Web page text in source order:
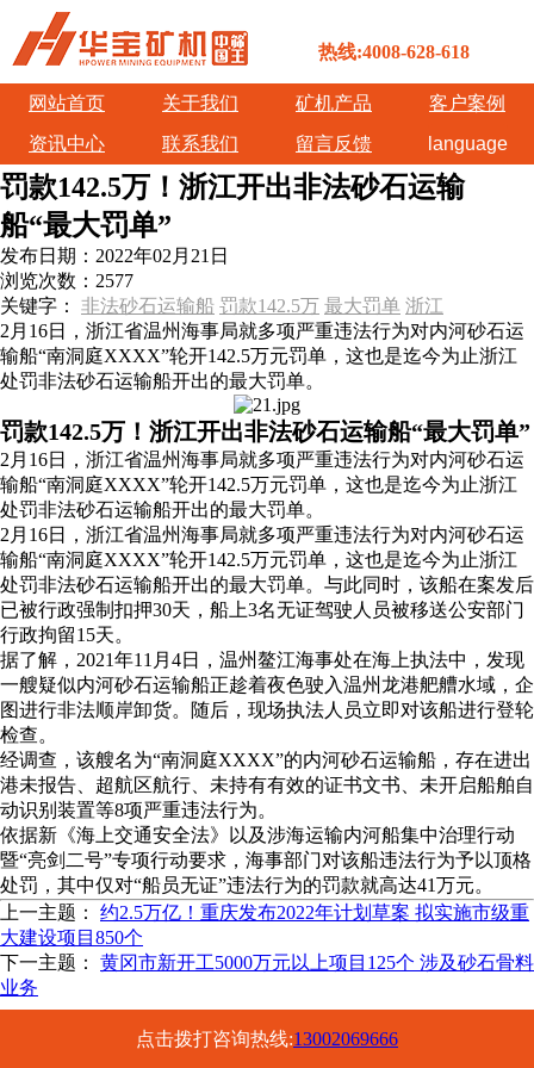
热线:4008-628-618
网站首页 关于我们 矿机产品
客户案例
资讯中心
联系我们 留言反馈 language
罚款142.5万！浙江开出非法砂石运输
船“最大罚单”
发布日期： 2022年02月21日
浏览次数： 2577
关键字： 非法砂石运输船 罚款142.5万 最大罚单 浙江
2月16日，浙江省温州海事局就多项严重违法行为对内河砂石运
输船“南洞庭XXXX”轮开142.5万元罚单，这也是迄今为止浙江
处罚非法砂石运输船开出的最大罚单。
罚款142.5万！浙江开出非法砂石运输船“最大罚单”
2月16日，浙江省温州海事局就多项严重违法行为对内河砂石运
输船“南洞庭XXXX”轮开142.5万元罚单，这也是迄今为止浙江
处罚非法砂石运输船开出的最大罚单。
2月16日，浙江省温州海事局就多项严重违法行为对内河砂石运
输船“南洞庭XXXX”轮开142.5万元罚单，这也是迄今为止浙江
处罚非法砂石运输船开出的最大罚单。与此同时，该船在案发后
已被行政强制扣押30天，船上3名无证驾驶人员被移送公安部门
行政拘留15天。
据了解，2021年11月4日，温州鳌江海事处在海上执法中，发现
一艘疑似内河砂石运输船正趁着夜色驶入温州龙港舥艚水域，企
图进行非法顺岸卸货。随后，现场执法人员立即对该船进行登轮
检查。
经调查，该艘名为“南洞庭XXXX”的内河砂石运输船，存在进出
港未报告、超航区航行、未持有有效的证书文书、未开启船舶自
动识别装置等8项严重违法行为。
依据新《海上交通安全法》以及涉海运输内河船集中治理行动
暨“亮剑二号”专项行动要求，海事部门对该船违法行为予以顶格
处罚，其中仅对“船员无证”违法行为的罚款就高达41万元。
上一主题： 约2.5万亿！重庆发布2022年计划草案 拟实施市级重
大建设项目850个
下一主题： 黄冈市新开工5000万元以上项目125个 涉及砂石骨料
业务
点击拨打咨询热线:13002069666